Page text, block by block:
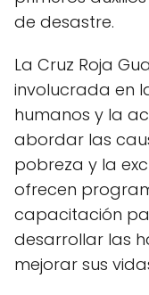
de desastre.
La Cruz Roja
involucrada en
humanos y la
abordar las
pobreza y la
ofrecen
capacitación
desarrollar las
mejorar sus